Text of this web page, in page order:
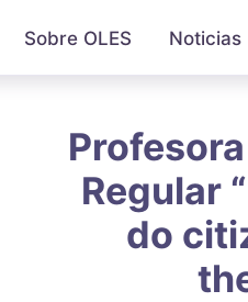
Sobre OLES Noticias
Regular
do